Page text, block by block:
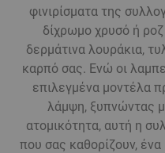
φινιρίσματα της
δίχρωμο χρυσό ή
δερμάτινα λουράκια,
καρπό σας. Ενώ οι
επιλεγμένα μοντέλα
λάμψη, ξυπνώντας
ατομικότητα, αυτή η
που σας καθορίζουν,